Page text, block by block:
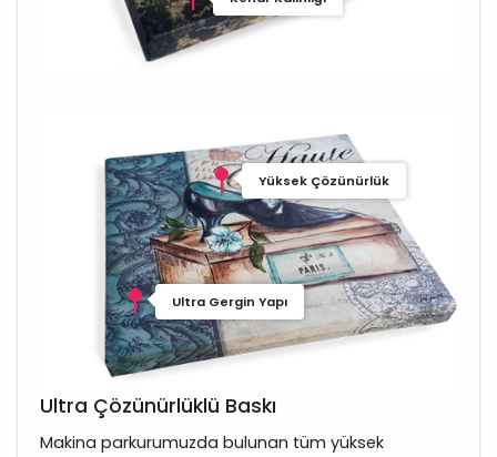
Yüksek Çözünürlük
Ultra Gergin Yapı
Ultra Çözünürlüklü Baskı
Makina parkurumuzda bulunan tüm yüksek